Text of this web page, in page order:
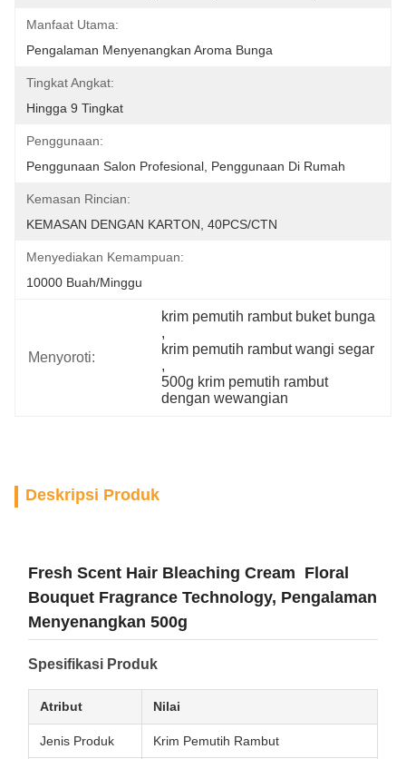
Manfaat Utama:
Pengalaman Menyenangkan Aroma Bunga
Tingkat Angkat:
Hingga 9 Tingkat
Penggunaan:
Penggunaan Salon Profesional, Penggunaan Di Rumah
Kemasan Rincian:
KEMASAN DENGAN KARTON, 40PCS/CTN
Menyediakan Kemampuan:
10000 Buah/minggu
Menyoroti:
krim pemutih rambut buket bunga
,
krim pemutih rambut wangi segar
,
500g krim pemutih rambut
dengan wewangian
Deskripsi Produk
Fresh Scent Hair Bleaching Cream ️ Floral
Bouquet Fragrance Technology, Pengalaman
Menyenangkan 500g
Spesifikasi Produk
Atribut Nilai
Jenis Produk Krim Pemutih Rambut